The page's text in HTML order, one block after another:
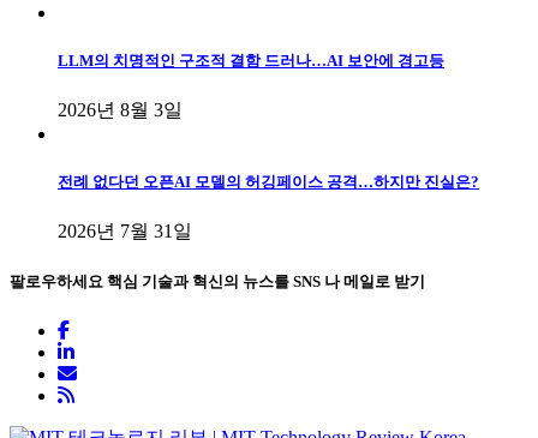
LLM의 치명적인 구조적 결함 드러나…AI 보안에 경고등
2026년 8월 3일
전례 없다던 오픈AI 모델의 허깅페이스 공격…하지만 진실은?
2026년 7월 31일
팔로우하세요 핵심 기술과 혁신의 뉴스를 SNS 나 메일로 받기